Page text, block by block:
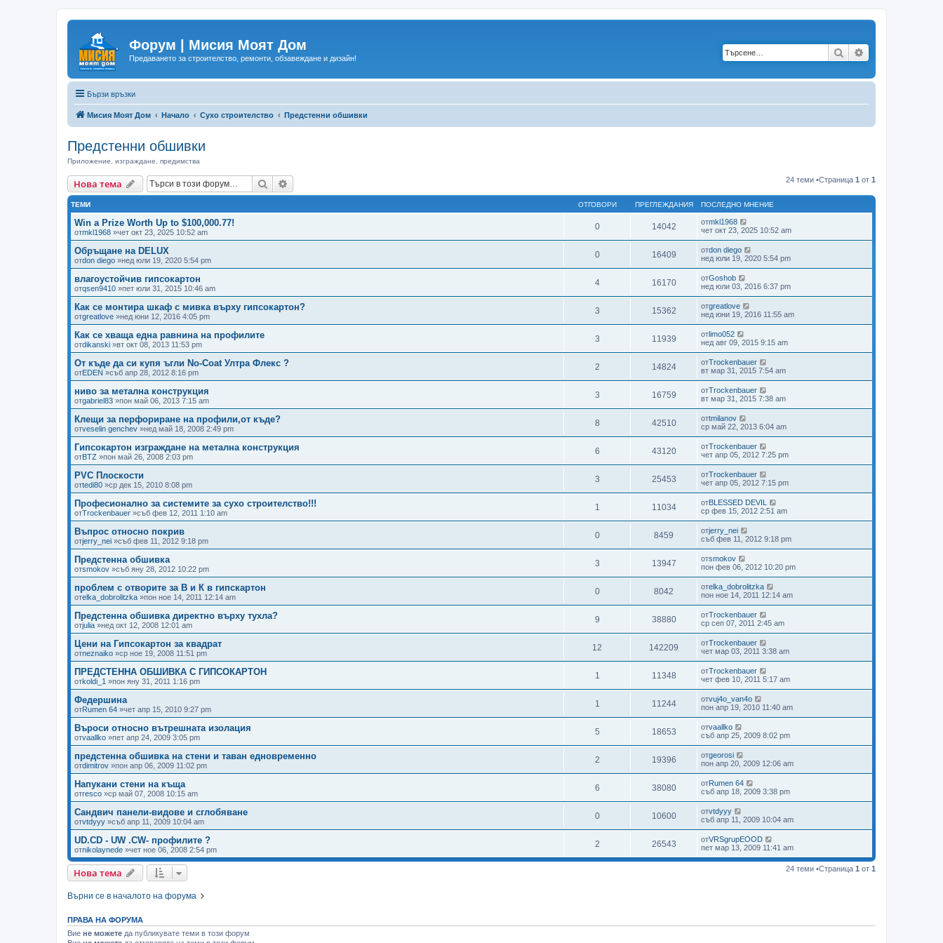
Форум | Мисия Моят Дом
Предаването за строителство, ремонти, обзавеждане и дизайн! Търсене
Бързи връзки
Мисия Моят Дом Начало Сухо строителство Предстенни обшивки
Предстенни обшивки
Приложение, изграждане, предимства
Нова тема Търсене 24 теми •Страница 1 от 1
ТЕМИ ОТГОВОРИ ПРЕГЛЕЖДАНИЯ ПОСЛЕДНО МНЕНИЕ
Win a Prize Worth Up to $100,000.77!
отmkl1968 »чет окт 23, 2025 10:52 am
0 14042 отmkl1968
чет окт 23, 2025 10:52 am
Обръщане на DELUX
отdon diego »нед юли 19, 2020 5:54 pm
0 16409 отdon diego
нед юли 19, 2020 5:54 pm
влагоустойчив гипсокартон
отqsen9410 »пет юли 31, 2015 10:46 am
4 16170 отGoshob
нед юли 03, 2016 6:37 pm
Как се монтира шкаф с мивка върху гипсокартон?
отgreatlove »нед юни 12, 2016 4:05 pm
3 15362 отgreatlove
нед юни 19, 2016 11:55 am
Как се хваща една равнина на профилите
отdikanski »вт окт 08, 2013 11:53 pm
3 11939 отlimo052
нед авг 09, 2015 9:15 am
От къде да си купя ъгли No-Coat Ултра Флекс ?
отEDEN »съб апр 28, 2012 8:16 pm
2 14824 отTrockenbauer
вт мар 31, 2015 7:54 am
ниво за метална конструкция
отgabriel83 »пон май 06, 2013 7:15 am
3 16759 отTrockenbauer
вт мар 31, 2015 7:38 am
Клещи за перфориране на профили,от къде?
отveselin genchev »нед май 18, 2008 2:49 pm
8 42510 отtmilanov
ср май 22, 2013 6:04 am
Гипсокартон изграждане на метална конструкция
отBTZ »пон май 26, 2008 2:03 pm
6 43120 отTrockenbauer
чет апр 05, 2012 7:25 pm
PVC Плоскости
отtedi80 »ср дек 15, 2010 8:08 pm
3 25453 отTrockenbauer
чет апр 05, 2012 7:15 pm
Професионално за системите за сухо строителство!!!
отTrockenbauer »съб фев 12, 2011 1:10 am
1 11034 отBLESSED DEVIL
ср фев 15, 2012 2:51 am
Въпрос относно покрив
отjerry_nei »съб фев 11, 2012 9:18 pm
0 8459 отjerry_nei
съб фев 11, 2012 9:18 pm
Предстенна обшивка
отsmokov »съб яну 28, 2012 10:22 pm
3 13947 отsmokov
пон фев 06, 2012 10:20 pm
проблем с отворите за В и К в гипскартон
отelka_dobrolitzka »пон ное 14, 2011 12:14 am
0 8042 отelka_dobrolitzka
пон ное 14, 2011 12:14 am
Предстенна обшивка директно върху тухла?
отjulia »нед окт 12, 2008 12:01 am
9 38880 отTrockenbauer
ср сеп 07, 2011 2:45 am
Цени на Гипсокартон за квадрат
отneznaiko »ср ное 19, 2008 11:51 pm
12 142209 отTrockenbauer
чет мар 03, 2011 3:38 am
ПРЕДСТЕННА ОБШИВКА С ГИПСОКАРТОН
отkoldi_1 »пон яну 31, 2011 1:16 pm
1 11348 отTrockenbauer
чет фев 10, 2011 5:17 am
Федершина
отRumen 64 »чет апр 15, 2010 9:27 pm
1 11244 отvuj4o_van4o
пон апр 19, 2010 11:40 am
Въроси относно вътрешната изолация
отvaallko »пет апр 24, 2009 3:05 pm
5 18653 отvaallko
съб апр 25, 2009 8:02 pm
предстенна обшивка на стени и таван едновременно
отdimitrov »пон апр 06, 2009 11:02 pm
2 19396 отgeorosi
пон апр 20, 2009 12:06 am
Напукани стени на къща
отresco »ср май 07, 2008 10:15 am
6 38080 отRumen 64
съб апр 18, 2009 3:38 pm
Сандвич панели-видове и сглобяване
отvtdyyy »съб апр 11, 2009 10:04 am
0 10600 отvtdyyy
съб апр 11, 2009 10:04 am
UD.CD - UW .CW- профилите ?
отnikolaynede »чет ное 06, 2008 2:54 pm
2 26543 отVRSgrupEOOD
пет мар 13, 2009 11:41 am
Нова тема 24 теми •Страница 1 от 1
Върни се в началото на форума
ПРАВА НА ФОРУМА
Вие не можете да публикувате теми в този форум